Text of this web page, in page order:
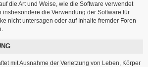
die Art und Weise, wie die Software verwendet
insbesondere die Verwendung der Software für
nicht untersagen oder auf Inhalte fremder Foren
mit Ausnahme der Verletzung von Leben, Körper